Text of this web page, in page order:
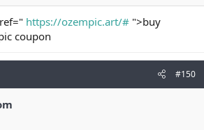
https://ozempic.art/# ">buy
coupon
#150